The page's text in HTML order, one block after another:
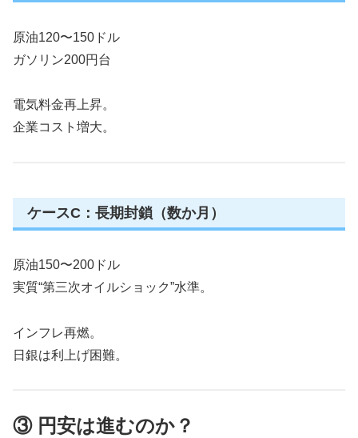
原油120〜150ドル
ガソリン200円台
電気料金再上昇。
企業コスト増大。
ケースC：長期封鎖（数か月）
原油150〜200ドル
実質“第三次オイルショック”水準。
インフレ再燃。
日銀は利上げ困難。
③ 円安は進むのか？